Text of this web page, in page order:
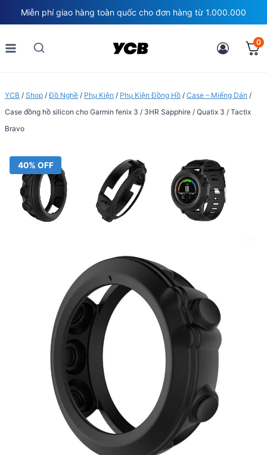
to
content
Miễn phí giao hàng toàn quốc cho đơn hàng từ 1.000.000
0
YCB / Shop /Đồ Nghề / Phụ Kiện / Phụ Kiện Đồng Hồ / Case – Miếng Dán /
Case đồng hồ silicon cho Garmin fenix 3 / 3HR Sapphire / Quatix 3 / Tactix
Bravo
40% OFF